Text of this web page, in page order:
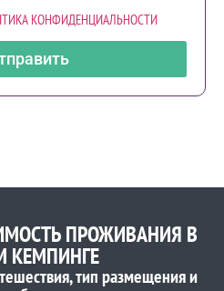
КОНФИДЕНЦИАЛЬНОСТИ
ПРОЖИВАНИЯ В
КЕМПИНГЕ
тип размещения и